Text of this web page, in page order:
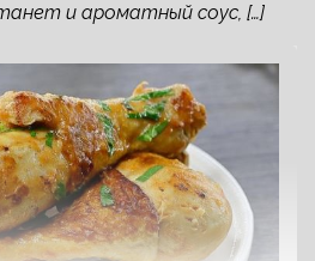
и ароматный соус, […]